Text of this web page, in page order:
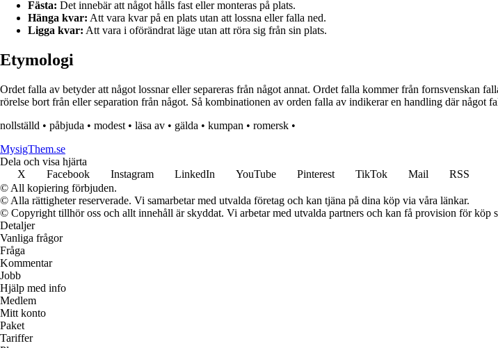
Fästa: Det innebär att något hålls fast eller monteras på plats.
Hänga kvar: Att vara kvar på en plats utan att lossna eller falla ned.
Ligga kvar: Att vara i oförändrat läge utan att röra sig från sin plats.
Etymologi
Ordet falla av betyder att något lossnar eller separeras från något annat. Ordet falla kommer från fornsvenskan
rörelse bort från eller separation från något. Så kombinationen av orden falla av indikerar en handling där något
nollställd • påbjuda • modest • läsa av • gälda • kumpan • romersk •
MysigThem.se
Dela och visa hjärta
X
Facebook Instagram LinkedIn YouTube Pinterest TikTok Mail
RSS
© All kopiering förbjuden.
© Alla rättigheter reserverade. Vi samarbetar med utvalda företag och kan tjäna på dina köp via våra länkar.
© Copyright tillhör oss och allt innehåll är skyddat. Vi arbetar med utvalda partners och kan få provision för köp
Detaljer
Vanliga frågor
Fråga
Kommentar
Jobb
Hjälp med info
Medlem
Mitt konto
Paket
Tariffer